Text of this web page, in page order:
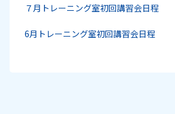
７月トレーニング室初回講習会日程
6月トレーニング室初回講習会日程